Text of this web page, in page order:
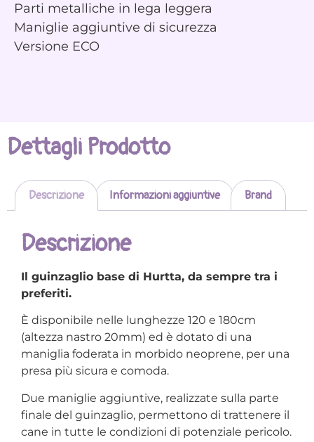
Parti metalliche in lega leggera
Maniglie aggiuntive di sicurezza
Versione ECO
Dettagli Prodotto
Descrizione Informazioni aggiuntive Brand
Descrizione
Il guinzaglio base di Hurtta, da sempre tra i
preferiti.
È disponibile nelle lunghezze 120 e 180cm
(altezza nastro 20mm) ed è dotato di una
maniglia foderata in morbido neoprene, per una
presa più sicura e comoda.
Due maniglie aggiuntive, realizzate sulla parte
finale del guinzaglio, permettono di trattenere il
cane in tutte le condizioni di potenziale pericolo.